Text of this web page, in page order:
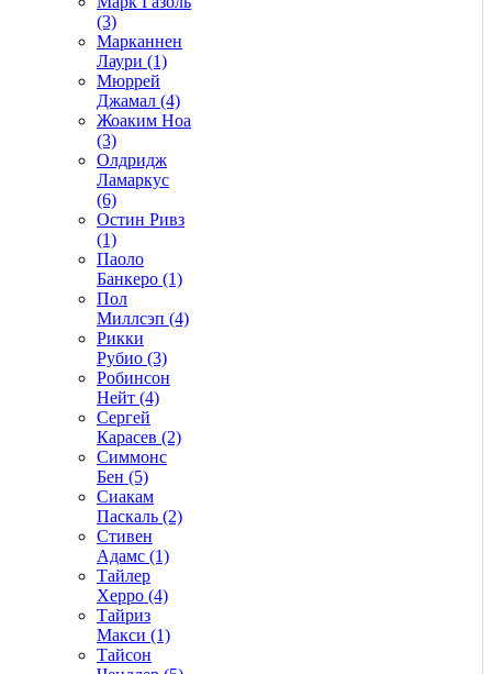
(3)
Марканнен
Лаури (1)
Мюррей
Джамал (4)
Жоаким Ноа
(3)
Олдридж
Ламаркус
(6)
Остин Ривз
(1)
Паоло
Банкеро (1)
Пол
Миллсэп (4)
Рикки
Рубио (3)
Робинсон
Нейт (4)
Сергей
Карасев (2)
Симмонс
Бен (5)
Сиакам
Паскаль (2)
Стивен
Адамс (1)
Тайлер
Херро (4)
Тайриз
Макси (1)
Тайсон